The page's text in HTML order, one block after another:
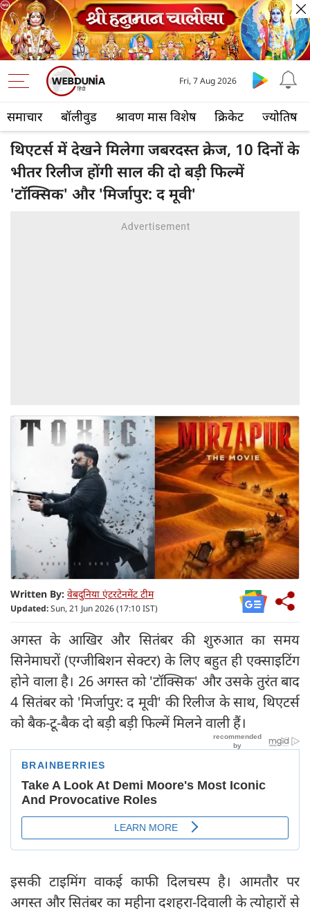
समाचार बॉलीवुड श्रावण मास विशेष क्रिकेट ज्योतिष
Fri, 7 Aug 2026
थिएटर्स में देखने मिलेगा जबरदस्त क्रेज, 10 दिनों के
भीतर रिलीज होंगी साल की दो बड़ी फिल्में
'टॉक्सिक' और 'मिर्जापुर: द मूवी'
Written By: वेबदुनिया एंटरटेनमेंट टीम
Updated:Sun, 21 Jun 2026 (17:10 IST)
अगस्त के आखिर और सितंबर की शुरुआत का समय
सिनेमाघरों (एग्जीबिशन सेक्टर) के लिए बहुत ही एक्साइटिंग
होने वाला है। 26 अगस्त को 'टॉक्सिक' और उसके तुरंत बाद
4 सितंबर को 'मिर्जापुर: द मूवी' की रिलीज के साथ, थिएटर्स
को बैक-टू-बैक दो बड़ी बड़ी फिल्में मिलने वाली हैं।
​इसकी टाइमिंग वाकई काफी दिलचस्प है। आमतौर पर
अगस्त और सितंबर का महीना दशहरा-दिवाली के त्योहारों से